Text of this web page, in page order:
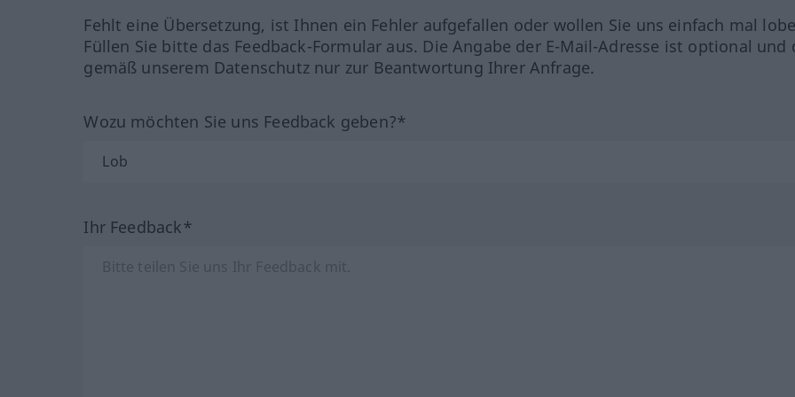
Fehlt eine Übersetzung, ist Ihnen ein Fehler aufgefallen oder wollen Sie uns einfach mal
Füllen Sie bitte das Feedback-Formular aus. Die Angabe der E-Mail-Adresse ist optional und
gemäß unserem Datenschutz nur zur Beantwortung Ihrer Anfrage.
Wozu möchten Sie uns Feedback geben?*
Ihr Feedback*